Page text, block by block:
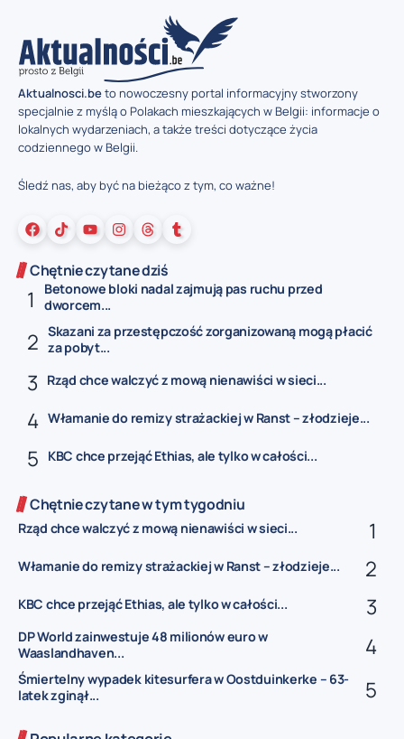
Aktualnosci.beto nowoczesny portal informacyjny stworzony
specjalnie z myślą o Polakach mieszkających w Belgii: informacje o
lokalnych wydarzeniach, a także treści dotyczące życia
codziennego w Belgii.
Śledź nas, aby być na bieżąco z tym, co ważne!
Chętnie czytane dziś
Betonowe bloki nadal zajmują pas ruchu przed
dworcem...
Skazani za przestępczość zorganizowaną mogą płacić
za pobyt...
Rząd chce walczyć z mową nienawiści w sieci...
Włamanie do remizy strażackiej w Ranst – złodzieje...
KBC chce przejąć Ethias, ale tylko w całości...
Chętnie czytane w tym tygodniu
Rząd chce walczyć z mową nienawiści w sieci...
Włamanie do remizy strażackiej w Ranst – złodzieje...
KBC chce przejąć Ethias, ale tylko w całości...
DP World zainwestuje 48 milionów euro w
Waaslandhaven...
Śmiertelny wypadek kitesurfera w Oostduinkerke – 63-
latek zginął...